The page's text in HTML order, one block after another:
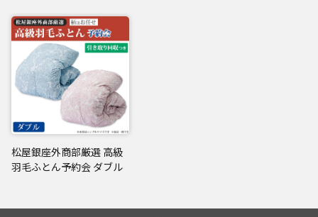
松屋銀座外商部厳選 高級
羽毛ふとん予約会 ダブル